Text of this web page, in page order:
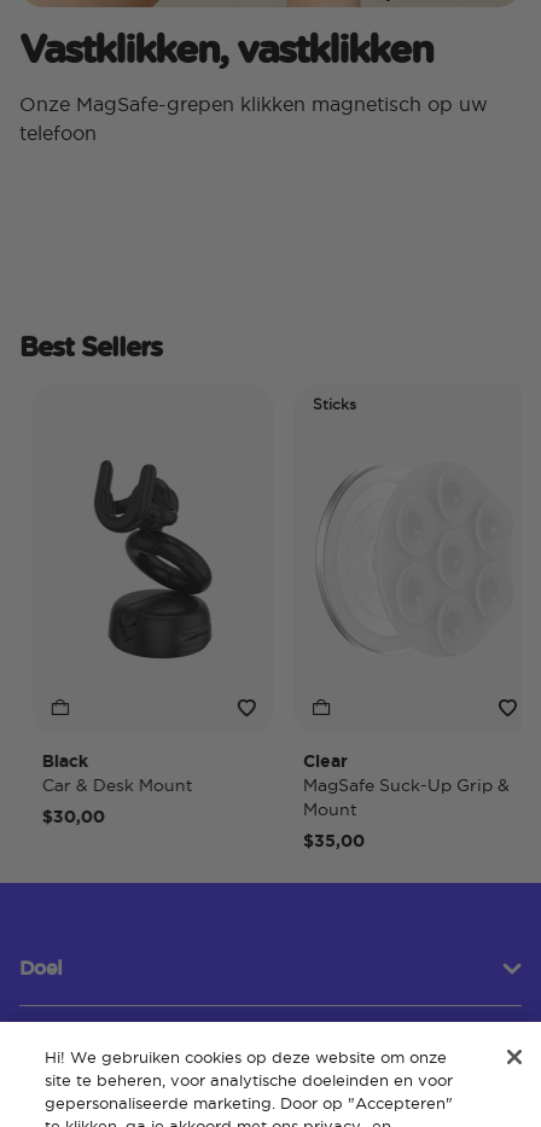
Vastklikken, vastklikken
Onze MagSafe-grepen klikken magnetisch op uw
telefoon
Best Sellers
Black
Car & Desk Mount
$30,00
Sticks
Clear
MagSafe Suck-Up Grip &
Mount
$35,00
Doel
Klantenservice
Hi! We gebruiken cookies op deze website om onze
site te beheren, voor analytische doeleinden en voor
gepersonaliseerde marketing. Door op "Accepteren"